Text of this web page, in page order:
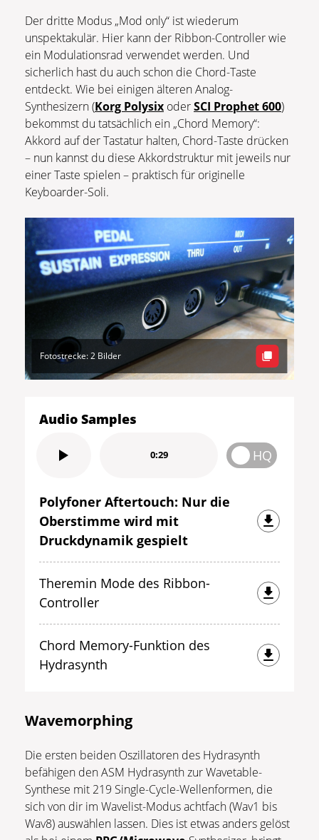
Der dritte Modus „Mod only“ ist wiederum
unspektakulär. Hier kann der Ribbon-Controller wie
ein Modulationsrad verwendet werden. Und
sicherlich hast du auch schon die Chord-Taste
entdeckt. Wie bei einigen älteren Analog-
Synthesizern (Korg Polysix oderSCI Prophet 600)
bekommst du tatsächlich ein „Chord Memory“:
Akkord auf der Tastatur halten, Chord-Taste drücken
– nun kannst du diese Akkordstruktur mit jeweils nur
einer Taste spielen – praktisch für originelle
Keyboarder-Soli.
Fotostrecke: 2 Bilder
Audio Samples
0:29 HQ
Polyfoner Aftertouch: Nur die
Oberstimme wird mit
Druckdynamik gespielt
Theremin Mode des Ribbon-
Controller
Chord Memory-Funktion des
Hydrasynth
Wavemorphing
Die ersten beiden Oszillatoren des Hydrasynth
befähigen den ASM Hydrasynth zur Wavetable-
Synthese mit 219 Single-Cycle-Wellenformen, die
sich von dir im Wavelist-Modus achtfach (Wav1 bis
Wav8) auswählen lassen. Dies ist etwas anders gelöst